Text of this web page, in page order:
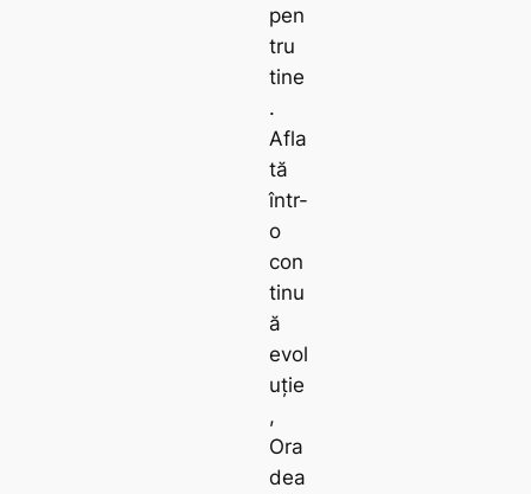
pen
tru
tine
.
Afla
tă
într-
o
con
tinu
ă
evol
uție
,
Ora
dea